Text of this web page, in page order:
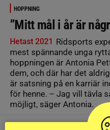
HOPPNING
”Mitt mål i år är
Hetast 2021 Ridsports
mest spännande unga
hoppningen är Antonia
dem, och där har det
är satsning på en karriär
för henne. – Jag vill tävla
möjligt, säger Antonia.